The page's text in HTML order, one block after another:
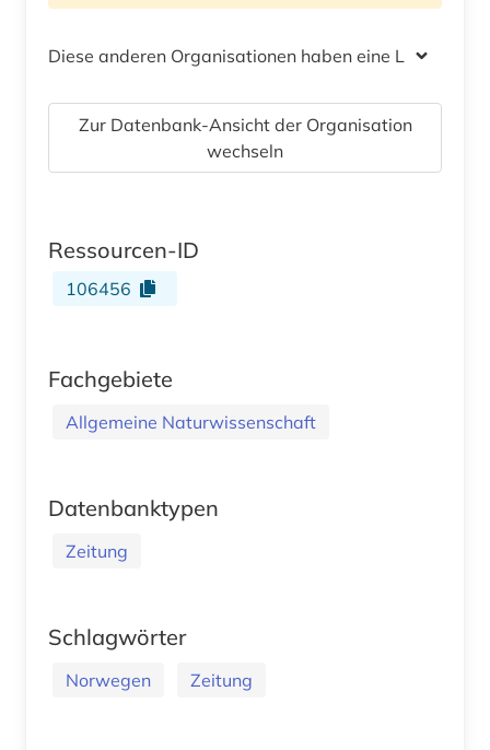
Diese anderen Organisationen haben eine Lizenz
Zur Datenbank-Ansicht der Organisation
wechseln
Ressourcen-ID
106456
Fachgebiete
Allgemeine Naturwissenschaft
Datenbanktypen
Zeitung
Schlagwörter
Norwegen Zeitung